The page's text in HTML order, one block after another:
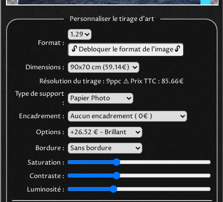
Personnaliser le tirage d'art
Format :
🔓 Debloquer le format de l'image 🔓
Dimensions :
Résolution du tirage : 9ppc ⚠️ Prix TTC : 85.66€
Type de support
:
Encadrement :
Options :
Bordure :
Saturation :
Contraste :
Luminosité :